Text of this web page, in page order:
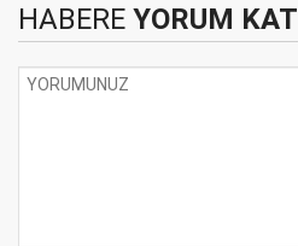
HABERE YORUM KAT